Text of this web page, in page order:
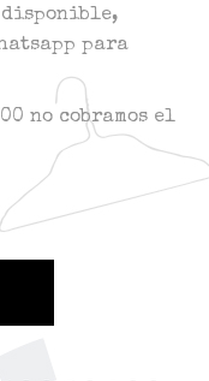
disponible,
para
no cobramos el